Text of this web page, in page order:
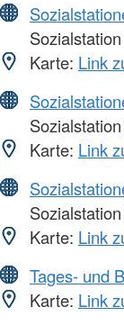
Karte: Link
Karte: Link
Karte: Link
Tages- und
Karte: Link